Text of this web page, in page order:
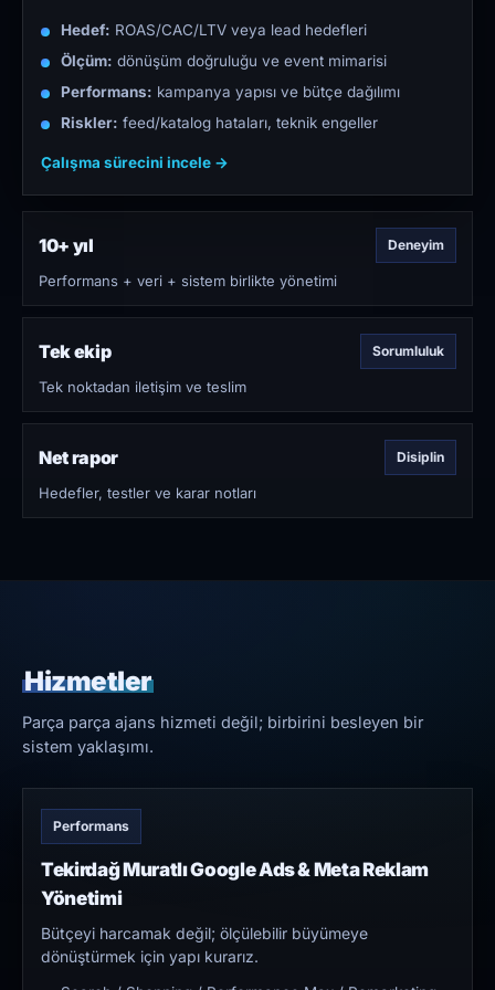
Hedef: ROAS/CAC/LTV veya lead hedefleri
Ölçüm: dönüşüm doğruluğu ve event mimarisi
Performans: kampanya yapısı ve bütçe dağılımı
Riskler: feed/katalog hataları, teknik engeller
Çalışma sürecini incele →
10+ yıl Deneyim
Performans + veri + sistem birlikte yönetimi
Tek ekip Sorumluluk
Tek noktadan iletişim ve teslim
Net rapor Disiplin
Hedefler, testler ve karar notları
Hizmetler
Parça parça ajans hizmeti değil; birbirini besleyen bir
sistem yaklaşımı.
Performans
Tekirdağ Muratlı Google Ads & Meta Reklam
Yönetimi
Bütçeyi harcamak değil; ölçülebilir büyümeye
dönüştürmek için yapı kurarız.